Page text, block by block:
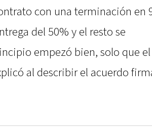
con una terminación en
del 50% y el resto se
empezó bien, solo que el
al describir el acuerdo